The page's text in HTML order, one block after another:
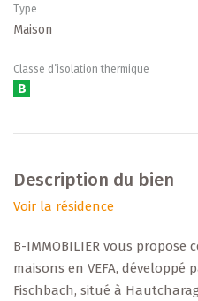
Type
Maison
Classe d’isolation thermique
B
Description du bien
Voir la résidence
B-IMMOBILIER vous propose
maisons en VEFA,
Fischbach, situé à